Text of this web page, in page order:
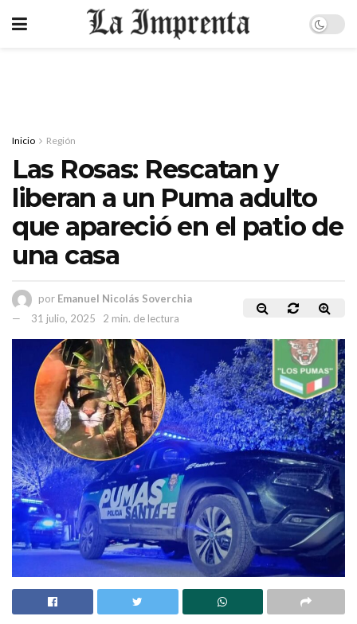
Inicio Región
Las Rosas: Rescatan y
liberan a un Puma adulto
que apareció en el patio de
una casa
por Emanuel Nicolás Soverchia
31 julio, 2025
2 min. de lectura